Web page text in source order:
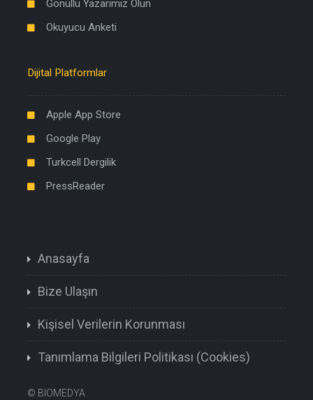
Gönüllü Yazarımız Olun
Okuyucu Anketi
Dijital Platformlar
Apple App Store
Google Play
Turkcell Dergilik
PressReader
Anasayfa
Bize Ulaşın
Kişisel Verilerin Korunması
Tanımlama Bilgileri Politikası (Cookies)
© BIOMEDYA